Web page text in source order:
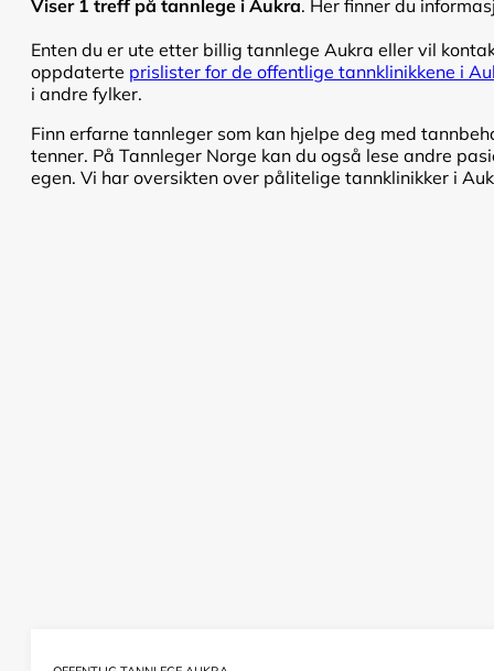
Viser 1 treff på tannlege i Aukra. Her finner du
Enten du er ute etter billig tannlege Aukra eller vil
oppdaterte prislister for de offentlige tannklinikkene i
i andre fylker.
Finn erfarne tannleger som kan hjelpe deg med
tenner. På Tannleger Norge kan du også lese andre
egen. Vi har oversikten over pålitelige tannklinikker i